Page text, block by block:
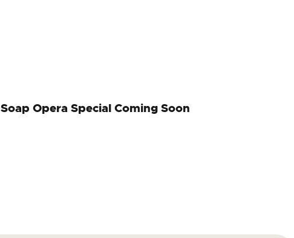
Soap Opera Special Coming Soon